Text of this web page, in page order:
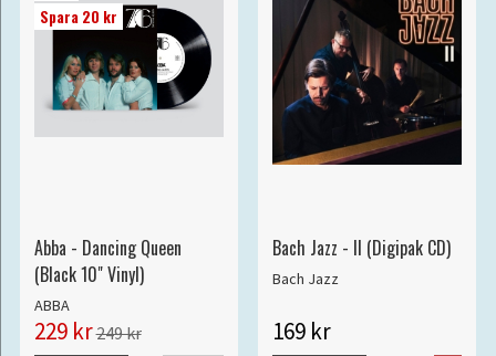
Spara 20 kr
Abba - Dancing Queen
(Black 10" Vinyl)
ABBA
229 kr249 kr
Bach Jazz - II (Digipak CD)
Bach Jazz
169 kr